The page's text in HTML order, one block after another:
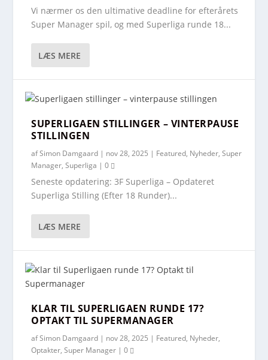
Vi nærmer os den ultimative deadline for efterårets
Super Manager spil, og med Superliga runde 18...
LÆS MERE
SUPERLIGAEN STILLINGER – VINTERPAUSE
STILLINGEN
afSimon Damgaard | nov 28, 2025 | Featured, Nyheder,Super
Manager,Superliga |0
Seneste opdatering: 3F Superliga – Opdateret
Superliga Stilling (Efter 18 Runder)...
LÆS MERE
KLAR TIL SUPERLIGAEN RUNDE 17?
OPTAKT TIL SUPERMANAGER
afSimon Damgaard | nov 28, 2025 | Featured, Nyheder,
Optakter,Super Manager |0